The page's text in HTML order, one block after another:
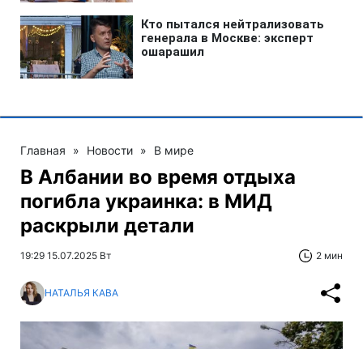
Главная » Новости » В мире
В Албании во время отдыха
погибла украинка: в МИД
раскрыли детали
19:29 15.07.2025 Вт 2 мин
НАТАЛЬЯ КАВА